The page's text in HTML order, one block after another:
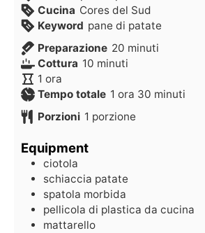
Cucina Cores del Sud
Keyword pane di patate
Preparazione 20 minuti
Cottura 10 minuti
1 ora
Tempo totale 1 ora 30 minuti
Porzioni 1 porzione
Equipment
ciotola
schiaccia patate
spatola morbida
pellicola di plastica da cucina
mattarello